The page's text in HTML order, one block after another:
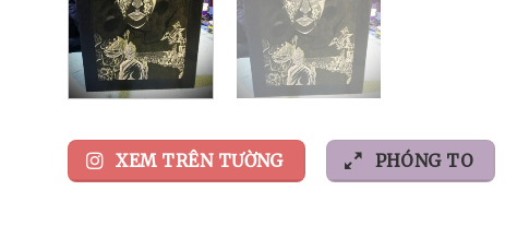
XEM TRÊN TƯỜNG PHÓNG TO